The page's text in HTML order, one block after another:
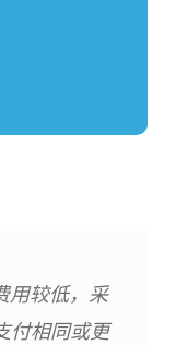
用较低，采
付相同或更